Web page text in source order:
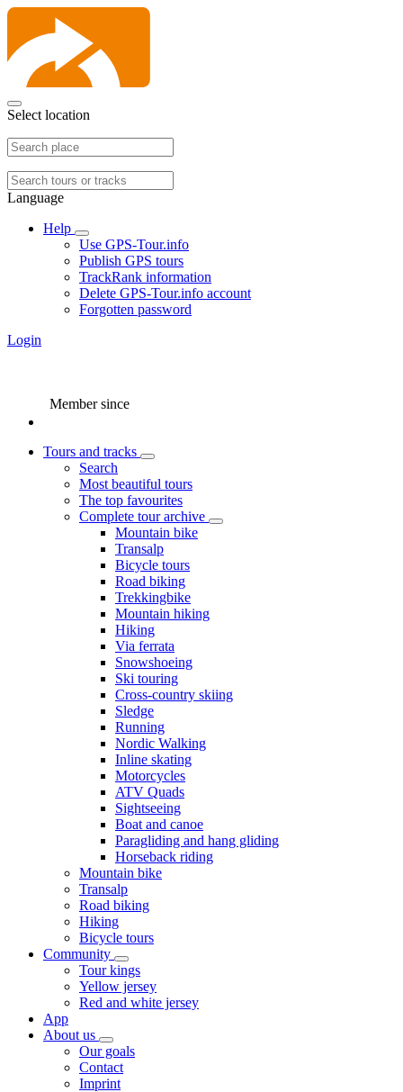
Select location
Language
Help
Use GPS-Tour.info
Publish GPS tours
TrackRank information
Delete GPS-Tour.info account
Forgotten password
Login
Member since
Tours and tracks
Search
Most beautiful tours
The top favourites
Complete tour archive
Mountain bike
Transalp
Bicycle tours
Road biking
Trekkingbike
Mountain hiking
Hiking
Via ferrata
Snowshoeing
Ski touring
Cross-country skiing
Sledge
Running
Nordic Walking
Inline skating
Motorcycles
ATV Quads
Sightseeing
Boat and canoe
Paragliding and hang gliding
Horseback riding
Mountain bike
Transalp
Road biking
Hiking
Bicycle tours
Community
Tour kings
Yellow jersey
Red and white jersey
App
About us
Our goals
Contact
Imprint